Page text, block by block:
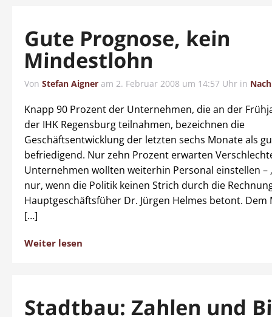
Gute Prognose, kein
Mindestlohn
Von Stefan Aigner am 2. Februar 2008 um 14:57 Uhr in
Knapp 90 Prozent der Unternehmen, die an der
der IHK Regensburg teilnahmen, bezeichnen die
Geschäftsentwicklung der letzten sechs Monate als
befriedigend. Nur zehn Prozent erwarten
Unternehmen wollten weiterhin Personal einstellen –
nur, wenn die Politik keinen Strich durch die
Hauptgeschäftsfüher Dr. Jürgen Helmes betont.
[…]
Weiter lesen
Stadtbau: Zahlen und